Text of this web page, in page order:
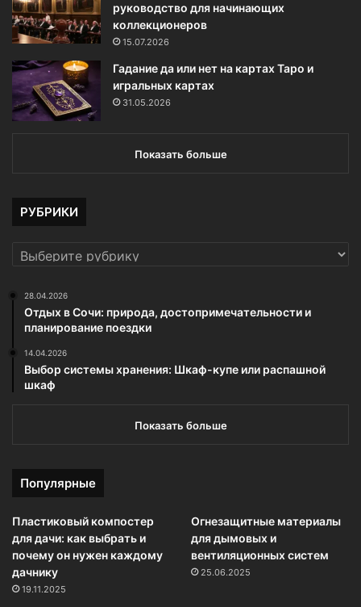
руководство для начинающих
коллекционеров
15.07.2026
Гадание да или нет на картах Таро и
игральных картах
31.05.2026
Показать больше
РУБРИКИ
РУБРИКИ
28.04.2026
Отдых в Сочи: природа, достопримечательности и
планирование поездки
14.04.2026
Выбор системы хранения: Шкаф-купе или распашной
шкаф
Показать больше
Популярные
Пластиковый компостер
для дачи: как выбрать и
почему он нужен каждому
дачнику
19.11.2025
Огнезащитные материалы
для дымовых и
вентиляционных систем
25.06.2025